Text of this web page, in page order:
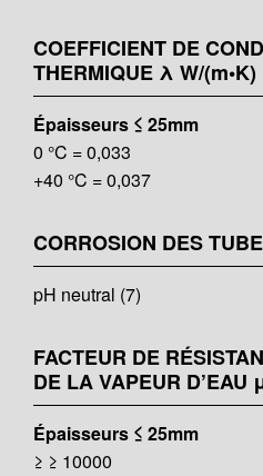
COEFFICIENT DE
THERMIQUE λ W/(m•K)
Épaisseurs ≤ 25mm
0 °C = 0,033
+40 °C = 0,037
CORROSION DES
pH neutral (7)
FACTEUR DE
DE LA VAPEUR D’EAU
Épaisseurs ≤ 25mm
≥ ≥ 10000